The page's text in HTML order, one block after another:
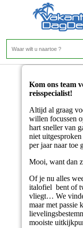
Kom ons team
reisspecialist!
Altijd al graag
willen focussen
hart sneller van
niet
per jaar naar toe
Mooi, want dan
Of je nu alles
italofiel bent of
vliegt… We
maar met passie
mooiste